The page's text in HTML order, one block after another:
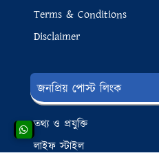
Terms & Conditions
Disclaimer
জনপ্রিয় পোস্ট লিংক
তথ্য ও প্রযুক্তি
লাইফ স্টাইল